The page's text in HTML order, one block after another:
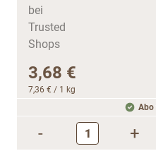
3,68 €
7,36 € / 1 kg
Abo
- +